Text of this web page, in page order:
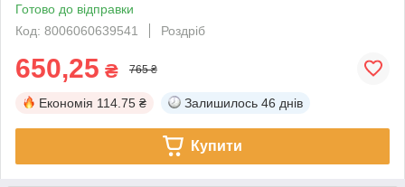
Готово до відправки
Код: 8006060639541
Роздріб
650,25 ₴ 765 ₴
Економія 114.75 ₴ Залишилось 46 днів
Купити